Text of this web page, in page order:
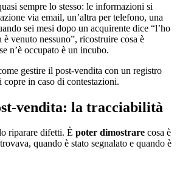
sempre lo stesso: le informazioni si
via email, un’altra per telefono, una
sei mesi dopo un acquirente dice “l’ho
è venuto nessuno”, ricostruire cosa è
n’è occupato è un incubo.
gestire il post-vendita con un registro
copre in caso di contestazioni.
vendita: la tracciabilità
riparare difetti. È poter dimostrare cosa è
quando è stato segnalato e quando è